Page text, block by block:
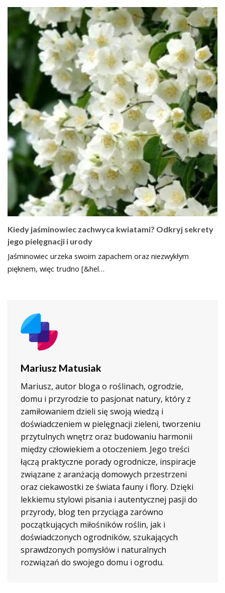
Kiedy jaśminowiec zachwyca kwiatami? Odkryj sekrety
jego pielęgnacji i urody
Jaśminowiec urzeka swoim zapachem oraz niezwykłym
pięknem, więc trudno [&hel…
Mariusz Matusiak
Mariusz, autor bloga o roślinach, ogrodzie,
domu i przyrodzie to pasjonat natury, który z
zamiłowaniem dzieli się swoją wiedzą i
doświadczeniem w pielęgnacji zieleni, tworzeniu
przytulnych wnętrz oraz budowaniu harmonii
między człowiekiem a otoczeniem. Jego treści
łączą praktyczne porady ogrodnicze, inspiracje
związane z aranżacją domowych przestrzeni
oraz ciekawostki ze świata fauny i flory. Dzięki
lekkiemu stylowi pisania i autentycznej pasji do
przyrody, blog ten przyciąga zarówno
początkujących miłośników roślin, jak i
doświadczonych ogrodników, szukających
sprawdzonych pomysłów i naturalnych
rozwiązań do swojego domu i ogrodu.